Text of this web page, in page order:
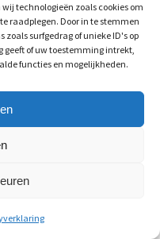
technologieën zoals cookies om
raadplegen. Door in te stemmen
surfgedrag of unieke ID's op
geeft of uw toestemming intrekt,
functies en mogelijkheden.